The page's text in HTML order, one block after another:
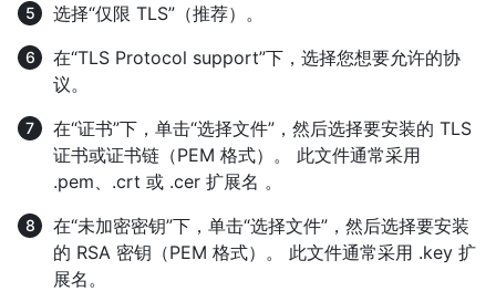
选择“仅限 TLS”（推荐）。
在“TLS Protocol support”下，选择您想要允许的协
议。
在“证书”下，单击“选择文件”，然后选择要安装的 TLS
证书或证书链（PEM 格式）。 此文件通常采用
.pem、.crt 或 .cer 扩展名 。
在“未加密密钥”下，单击“选择文件”，然后选择要安装
的 RSA 密钥（PEM 格式）。 此文件通常采用 .key 扩
展名。